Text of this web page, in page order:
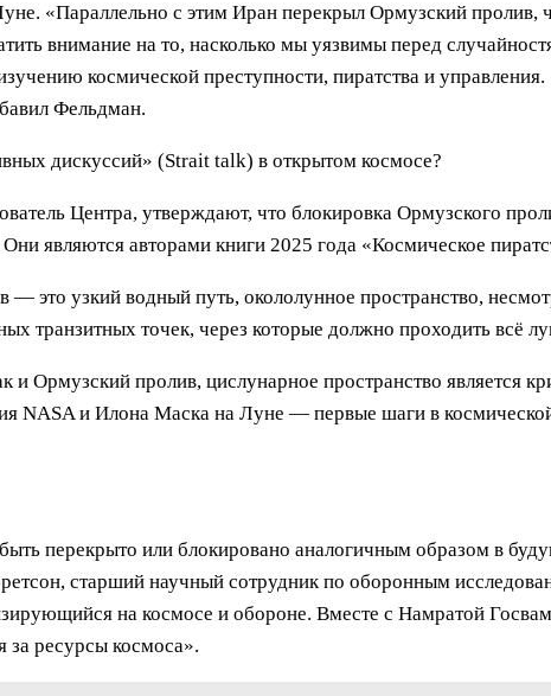
«Параллельно с этим Иран перекрыл Ормузский пролив,
внимание на то, насколько мы уязвимы перед
космической преступности, пиратства и
Фельдман.
дискуссий» (Strait talk) в открытом космосе?
Центра, утверждают, что блокировка Ормузского
являются авторами книги 2025 года «Космическое
— это узкий водный путь, окололунное пространство,
транзитных точек, через которые должно проходить
и Ормузский пролив, цислунарное пространство является
NASA и Илона Маска на Луне — первые шаги в
перекрыто или блокировано аналогичным образом в
старший научный сотрудник по оборонным
на космосе и обороне. Вместе с Намратой
за ресурсы космоса».